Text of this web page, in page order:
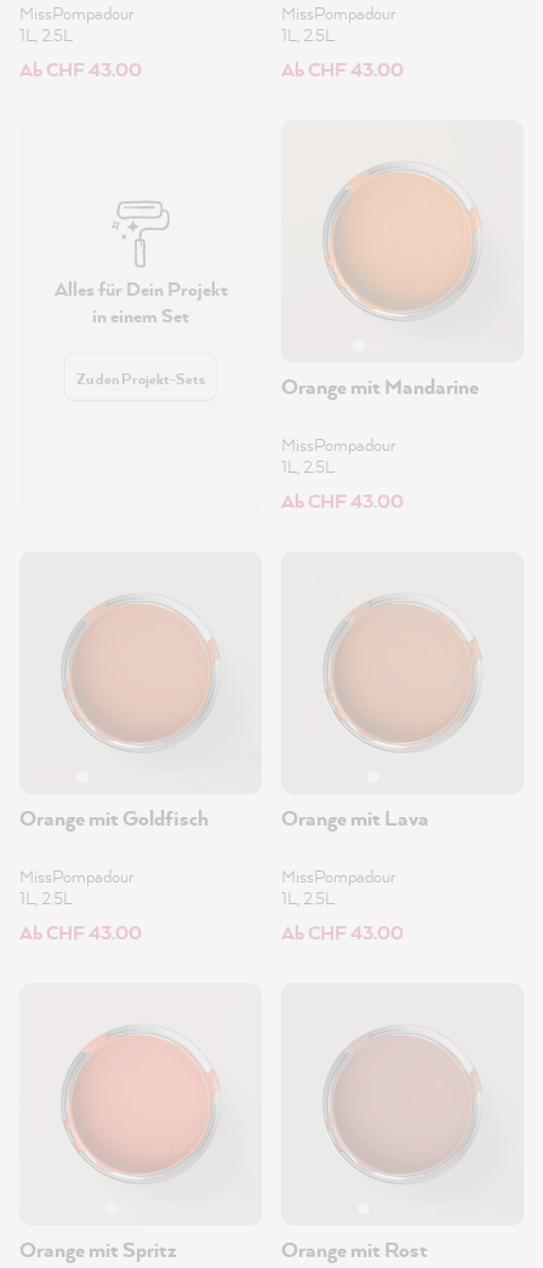
MissPompadour
1L, 2.5L
Ab CHF 43.00
MissPompadour
1L, 2.5L
Ab CHF 43.00
Alles für Dein Projekt
in einem Set
Zu den Projekt-Sets Orange mit Mandarine
MissPompadour
1L, 2.5L
Ab CHF 43.00
Orange mit Goldfisch
MissPompadour
1L, 2.5L
Ab CHF 43.00
Orange mit Lava
MissPompadour
1L, 2.5L
Ab CHF 43.00
Orange mit Spritz Orange mit Rost